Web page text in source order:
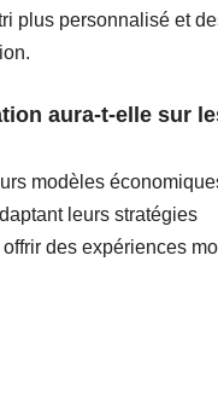
plus personnalisé et
aura-t-elle sur
modèles
leurs stratégies
des expériences